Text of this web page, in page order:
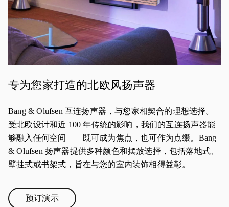
专为您家打造的北欧风扬声器
Bang & Olufsen 互连扬声器，与您家相契合的理想选择。
受北欧设计和近 100 年传统的影响，我们的互连扬声器能
够融入任何空间——既可成为焦点，也可作为点缀。Bang
& Olufsen 扬声器提供多种颜色和摆放选择，包括落地式、
壁挂式或书架式，旨在与您的室内装饰相得益彰。
预订演示Link Opens in New Tab